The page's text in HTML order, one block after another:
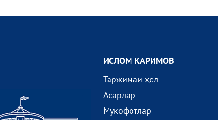
ИСЛОМ КАРИМОВ
Таржимаи ҳол
Асарлар
Мукофотлар